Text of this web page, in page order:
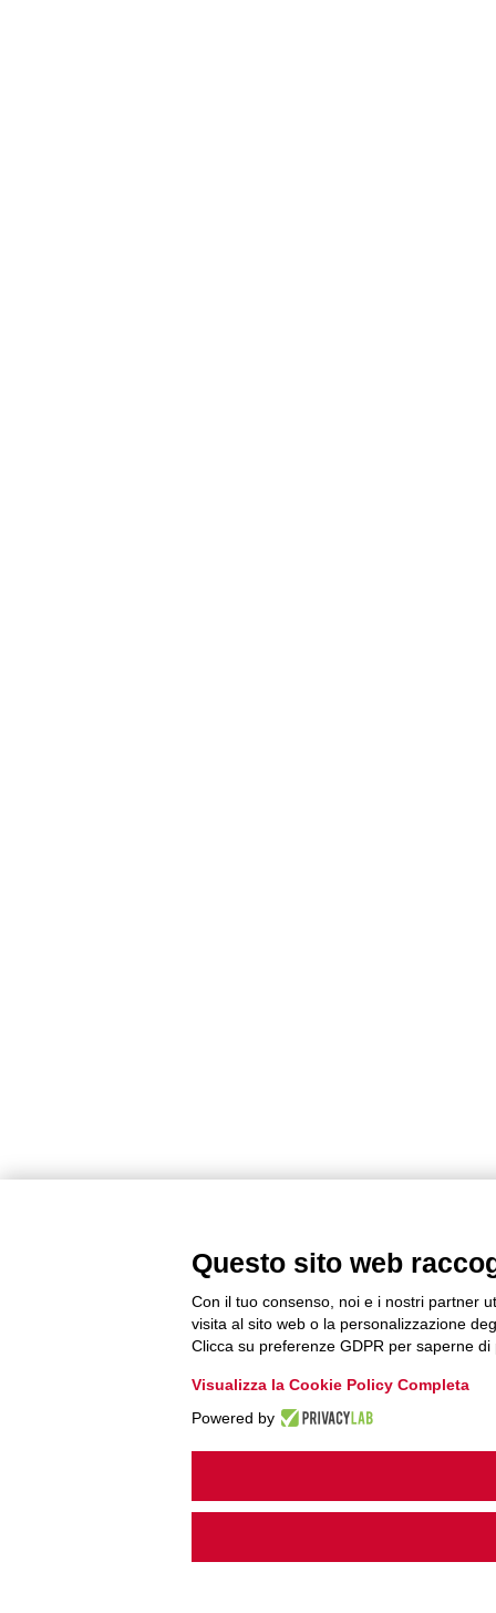
Questo sito web
Con il tuo consenso, noi e i nostri partner
visita al sito web o la personalizzazione
Clicca su preferenze GDPR per saperne di
Visualizza la Cookie Policy Completa
Powered by